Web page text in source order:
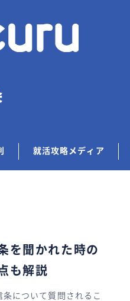
就活攻略メディア
を聞かれた時の
も解説
について質問されるこ